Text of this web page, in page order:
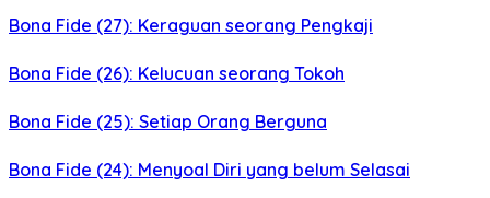
Bona Fide (27): Keraguan seorang Pengkaji
Bona Fide (26): Kelucuan seorang Tokoh
Bona Fide (25): Setiap Orang Berguna
Bona Fide (24): Menyoal Diri yang belum Selasai